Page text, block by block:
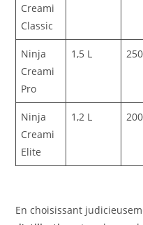
Creami
Classic
Ninja
Creami
Pro
1,5 L
Ninja
Creami
Elite
1,2 L
En choisissant